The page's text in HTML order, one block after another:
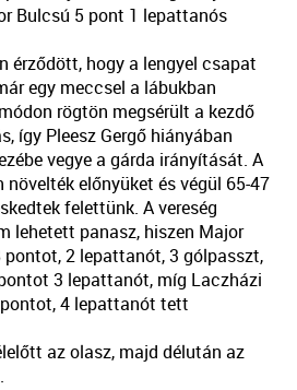
Bulcsú 5 pont 1 lepattanós
érződött, hogy a lengyel csapat
egy meccsel a lábukban
rögtön megsérült a kezdő
így Pleesz Gergő hiányában
vegye a gárda irányítását. A
növeltékelőnyüket és végül 65-47
felettünk. A vereség
lehetett panasz, hiszen Major
2 lepattanót, 3 gólpasszt,
3 lepattanót, míg Laczházi
4 lepattanót tett
az olasz, majd délután az